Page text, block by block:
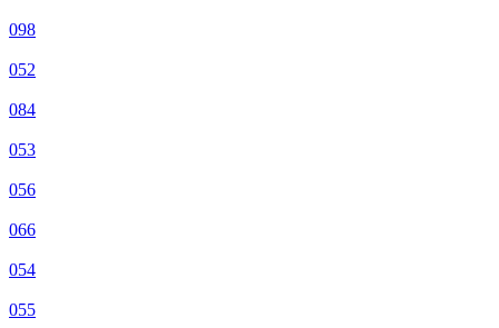
098
052
084
053
056
066
054
055